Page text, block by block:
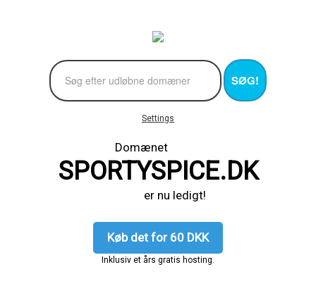
SØG!
Settings
Domænet
SPORTYSPICE.DK
er nu ledigt!
Køb det for 60 DKK
Inklusiv et års gratis hosting.